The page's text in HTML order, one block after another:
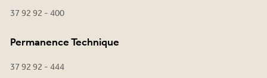
37 92 92 - 400
Permanence Technique
37 92 92 - 444